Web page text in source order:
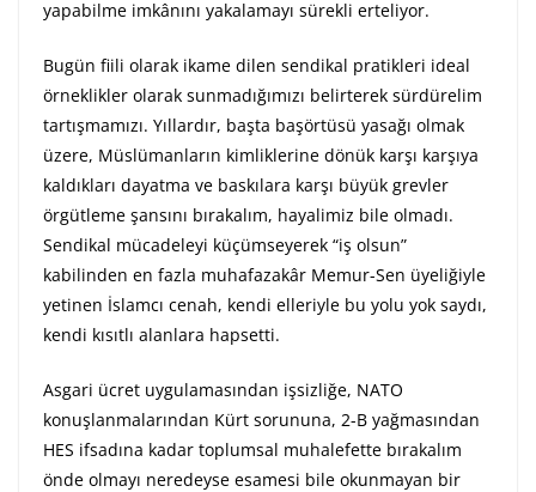
yapabilme imkânını yakalamayı sürekli erteliyor.
Bugün fiili olarak ikame dilen sendikal pratikleri ideal
örneklikler olarak sunmadığımızı belirterek sürdürelim
tartışmamızı. Yıllardır, başta başörtüsü yasağı olmak
üzere, Müslümanların kimliklerine dönük karşı karşıya
kaldıkları dayatma ve baskılara karşı büyük grevler
örgütleme şansını bırakalım, hayalimiz bile olmadı.
Sendikal mücadeleyi küçümseyerek “iş olsun”
kabilinden en fazla muhafazakâr Memur-Sen üyeliğiyle
yetinen İslamcı cenah, kendi elleriyle bu yolu yok saydı,
kendi kısıtlı alanlara hapsetti.
Asgari ücret uygulamasından işsizliğe, NATO
konuşlanmalarından Kürt sorununa, 2-B yağmasından
HES ifsadına kadar toplumsal muhalefette bırakalım
önde olmayı neredeyse esamesi bile okunmayan bir